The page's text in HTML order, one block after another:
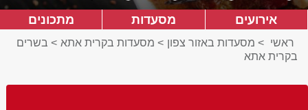
אירועים מסעדות מתכונים
ראשי > מסעדות באזור צפון > מסעדות בקרית אתא > בשרים
בקרית אתא